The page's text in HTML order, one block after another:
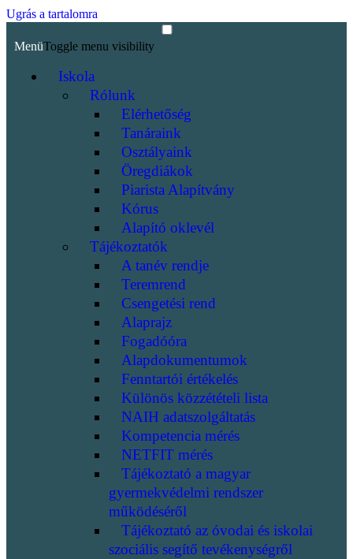
Ugrás a tartalomra
MenüToggle menu visibility
Iskola
Rólunk
Elérhetőség
Tanáraink
Osztályaink
Öregdiákok
Piarista Alapítvány
Kórus
Alapító oklevél
Tájékoztatók
A tanév rendje
Teremrend
Csengetési rend
Alaprajz
Fogadóóra
Alapdokumentumok
Fenntartói értékelés
Különös közzétételi lista
NAIH adatszolgáltatás
Kompetencia mérés
NETFIT mérés
Tájékoztató a magyar
gyermekvédelmi rendszer
működéséről
Tájékoztató az óvodai és iskolai
szociális segítő tevékenységről